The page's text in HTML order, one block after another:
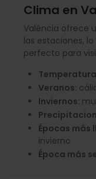
Clima en
València ofrece
las estaciones,
perfecto para
Veranos:
Inviernos:
Épocas más
invierno
Época más